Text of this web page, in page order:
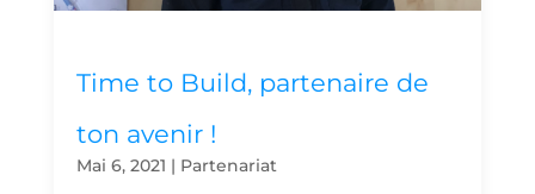
Time to Build, partenaire de
ton avenir !
Mai 6, 2021 | Partenariat